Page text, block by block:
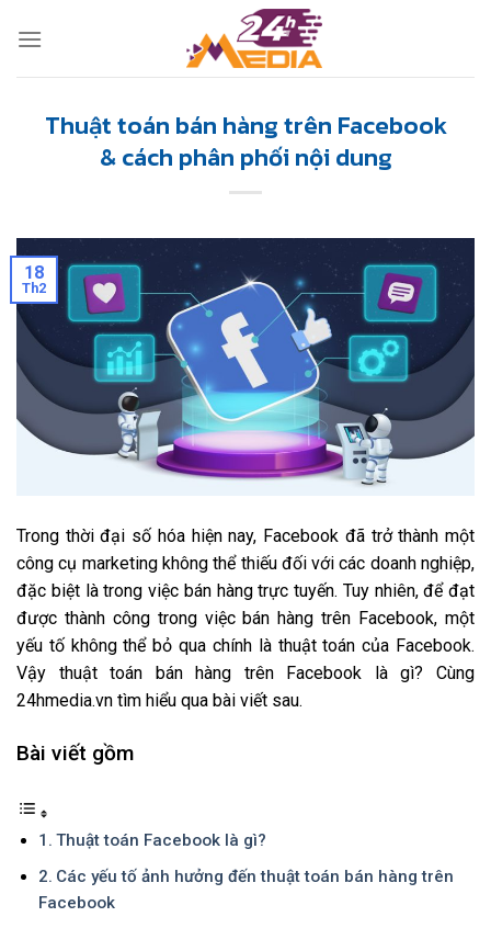
Thuật toán bán hàng trên Facebook
& cách phân phối nội dung
18
Th2
Trong thời đại số hóa hiện nay, Facebook đã trở thành một
công cụ marketing không thể thiếu đối với các doanh nghiệp,
đặc biệt là trong việc bán hàng trực tuyến. Tuy nhiên, để đạt
được thành công trong việc bán hàng trên Facebook, một
yếu tố không thể bỏ qua chính là thuật toán của Facebook.
Vậy thuật toán bán hàng trên Facebook là gì? Cùng
24hmedia.vn tìm hiểu qua bài viết sau.
Bài viết gồm
Thuật toán Facebook là gì?
Các yếu tố ảnh hưởng đến thuật toán bán hàng trên
Facebook